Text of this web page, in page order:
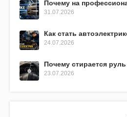
Почему на
31.07.2026
Как стать
24.07.2026
Почему стирается
23.07.2026